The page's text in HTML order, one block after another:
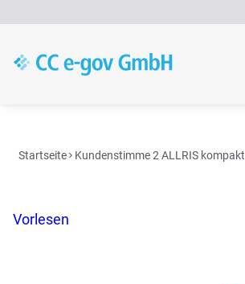
springen
Startseite Kundenstimme 2 ALLRIS kompakt
Vorlesen